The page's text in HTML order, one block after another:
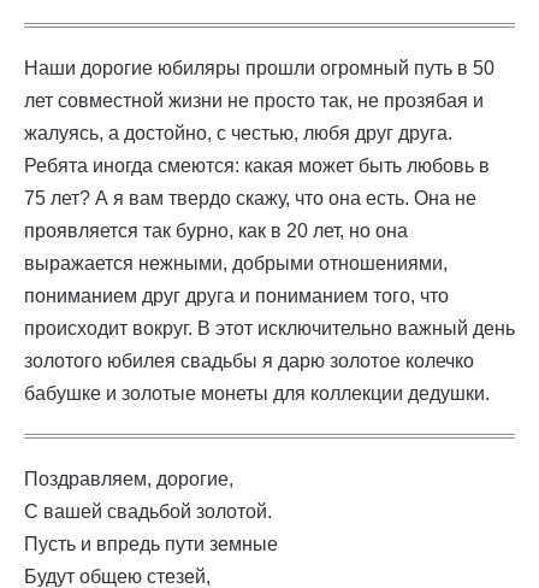
Наши дорогие юбиляры прошли огромный путь в 50
лет совместной жизни не просто так, не прозябая и
жалуясь, а достойно, с честью, любя друг друга.
Ребята иногда смеются: какая может быть любовь в
75 лет? А я вам твердо скажу, что она есть. Она не
проявляется так бурно, как в 20 лет, но она
выражается нежными, добрыми отношениями,
пониманием друг друга и пониманием того, что
происходит вокруг. В этот исключительно важный день
золотого юбилея свадьбы я дарю золотое колечко
бабушке и золотые монеты для коллекции дедушки.
Поздравляем, дорогие,
С вашей свадьбой золотой.
Пусть и впредь пути земные
Будут общею стезей,